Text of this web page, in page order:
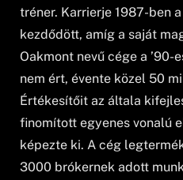
tréner. Karrierje 1987-ben
kezdődött, amíg a saját
Oakmont nevű cége a ’90-
nem ért, évente közel 50
Értékesítőit az általa
finomított egyenes vonalú
képezte ki. A cég
3000 brókernek adott